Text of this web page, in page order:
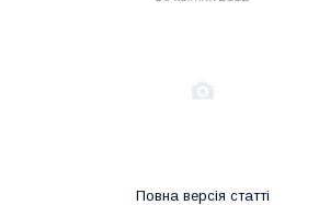
Повна версія статті